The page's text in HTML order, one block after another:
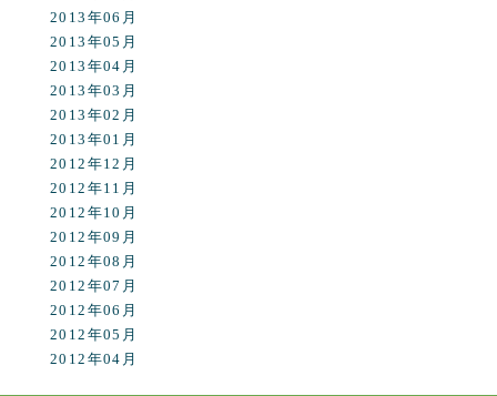
2013年06月
2013年05月
2013年04月
2013年03月
2013年02月
2013年01月
2012年12月
2012年11月
2012年10月
2012年09月
2012年08月
2012年07月
2012年06月
2012年05月
2012年04月